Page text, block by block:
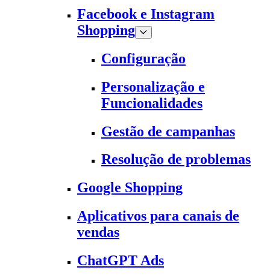
Facebook e Instagram
Shopping
Configuração
Personalização e
Funcionalidades
Gestão de campanhas
Resolução de problemas
Google Shopping
Aplicativos para canais de
vendas
ChatGPT Ads